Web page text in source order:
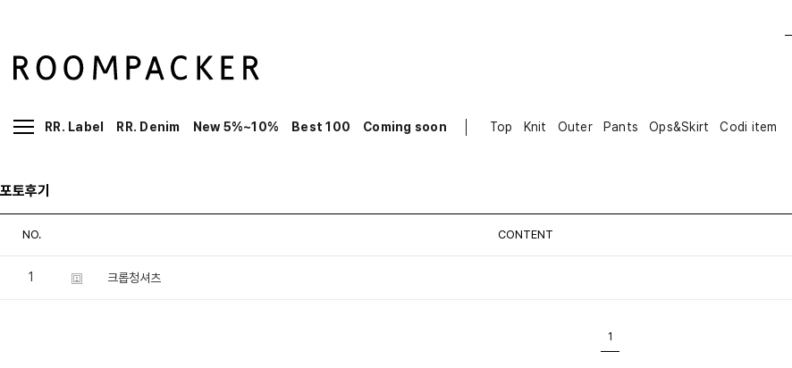
RR. Label RR. Denim New 5%~10% Best 100 Coming soon Top Knit Outer Pants Ops&Skirt Codi item
포토후기
NO. CONTENT
1 크롭청셔츠
1